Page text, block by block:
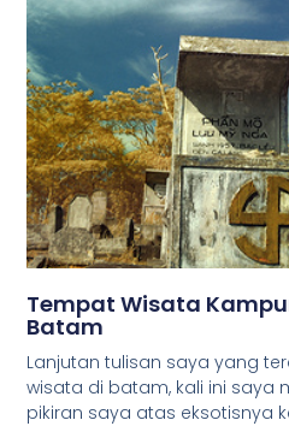
Tempat Wisata
Batam
Lanjutan tulisan saya yang
wisata di batam, kali ini saya
pikiran saya atas eksotisnya